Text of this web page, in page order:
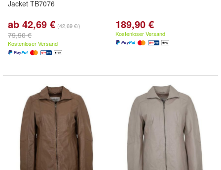
Jacket TB7076
ab 42,69 € (42,69 €/)
79,90 €
Kostenloser Versand
189,90 €
Kostenloser Versand